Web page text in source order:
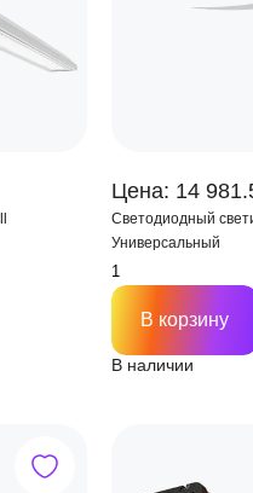
Цена: 14
Светодиодный
Универсальный
В наличии
В корзину